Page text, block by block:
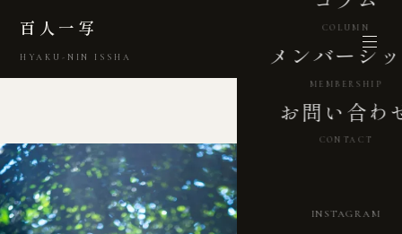
百人一写
HYAKU-NIN ISSHA
COLUMN
メンバーシ
MEMBERSHIP
お問い合わ
CONTACT
INSTAGRAM